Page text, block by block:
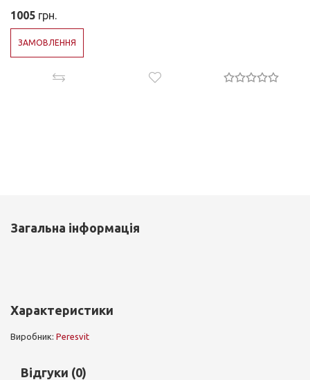
1005 грн.
ЗАМОВЛЕННЯ
Загальна інформація
Характеристики
Виробник: Peresvit
Відгуки (0)